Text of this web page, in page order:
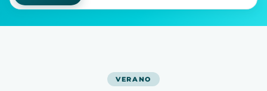
VERANO